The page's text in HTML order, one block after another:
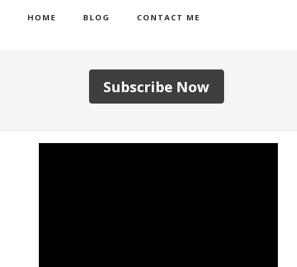
HOME BLOG CONTACT ME
Subscribe Now